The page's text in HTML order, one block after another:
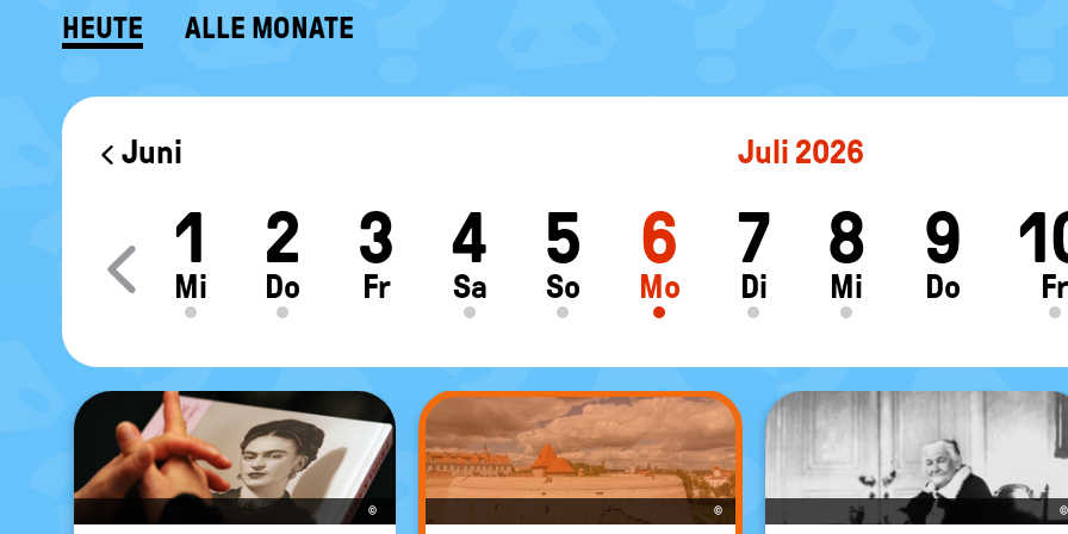
HEUTE ALLE MONATE
KALENDER Juli 2026
Juni
1
Mi
2
Do
3
Fr
4
Sa
5
So
6
Mo
7
Di
8
Mi
9
Do Fr
Move slider content left
© © ©